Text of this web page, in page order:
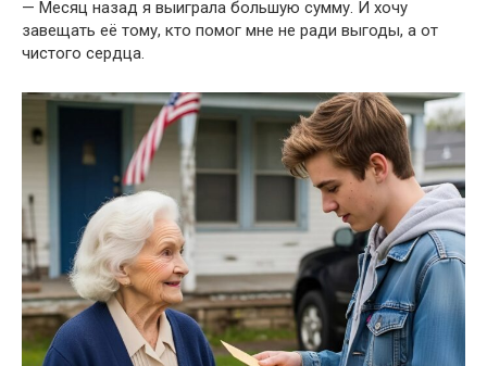
— Месяц назад я выиграла большую сумму. И хочу
завещать её тому, кто помог мне не ради выгоды, а от
чистого сердца.